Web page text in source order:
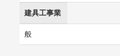
建具工事業
般